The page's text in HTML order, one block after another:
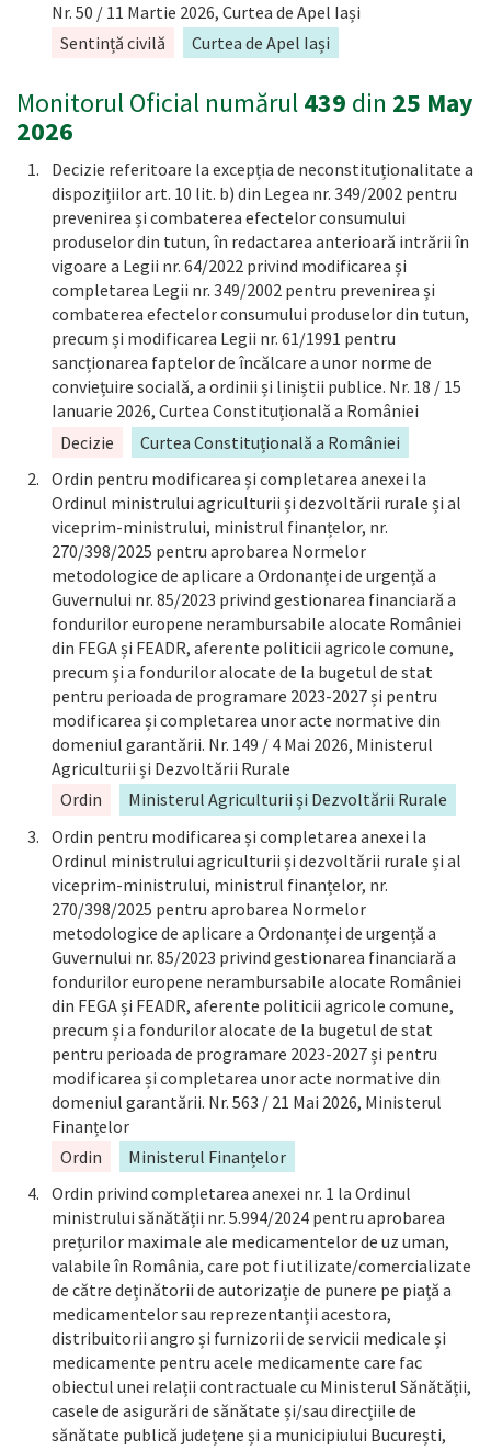
Nr. 50 / 11 Martie 2026, Curtea de Apel Iași
Sentință civilă
Curtea de Apel Iași
Monitorul Oficial numărul439 din 25 May
2026
Decizie referitoare la excepția de neconstituționalitate a
dispozițiilor art. 10 lit. b) din Legea nr. 349/2002 pentru
prevenirea și combaterea efectelor consumului
produselor din tutun, în redactarea anterioară intrării în
vigoare a Legii nr. 64/2022 privind modificarea și
completarea Legii nr. 349/2002 pentru prevenirea și
combaterea efectelor consumului produselor din tutun,
precum și modificarea Legii nr. 61/1991 pentru
sancționarea faptelor de încălcare a unor norme de
conviețuire socială, a ordinii și liniștii publice. Nr. 18 / 15
Ianuarie 2026, Curtea Constituțională a României
Decizie
Curtea Constituțională a României
Ordin pentru modificarea și completarea anexei la
Ordinul ministrului agriculturii și dezvoltării rurale și al
viceprim-ministrului, ministrul finanțelor, nr.
270/398/2025 pentru aprobarea Normelor
metodologice de aplicare a Ordonanței de urgență a
Guvernului nr. 85/2023 privind gestionarea financiară a
fondurilor europene nerambursabile alocate României
din FEGA și FEADR, aferente politicii agricole comune,
precum și a fondurilor alocate de la bugetul de stat
pentru perioada de programare 2023-2027 și pentru
modificarea și completarea unor acte normative din
domeniul garantării. Nr. 149 / 4 Mai 2026, Ministerul
Agriculturii și Dezvoltării Rurale
Ordin
Ministerul Agriculturii și Dezvoltării Rurale
Ordin pentru modificarea și completarea anexei la
Ordinul ministrului agriculturii și dezvoltării rurale și al
viceprim-ministrului, ministrul finanțelor, nr.
270/398/2025 pentru aprobarea Normelor
metodologice de aplicare a Ordonanței de urgență a
Guvernului nr. 85/2023 privind gestionarea financiară a
fondurilor europene nerambursabile alocate României
din FEGA și FEADR, aferente politicii agricole comune,
precum și a fondurilor alocate de la bugetul de stat
pentru perioada de programare 2023-2027 și pentru
modificarea și completarea unor acte normative din
domeniul garantării. Nr. 563 / 21 Mai 2026, Ministerul
Finanțelor
Ordin
Ministerul Finanțelor
Ordin privind completarea anexei nr. 1 la Ordinul
ministrului sănătății nr. 5.994/2024 pentru aprobarea
prețurilor maximale ale medicamentelor de uz uman,
valabile în România, care pot fi utilizate/comercializate
de către deținătorii de autorizație de punere pe piață a
medicamentelor sau reprezentanții acestora,
distribuitorii angro și furnizorii de servicii medicale și
medicamente pentru acele medicamente care fac
obiectul unei relații contractuale cu Ministerul Sănătății,
casele de asigurări de sănătate și/sau direcțiile de
sănătate publică județene și a municipiului București,